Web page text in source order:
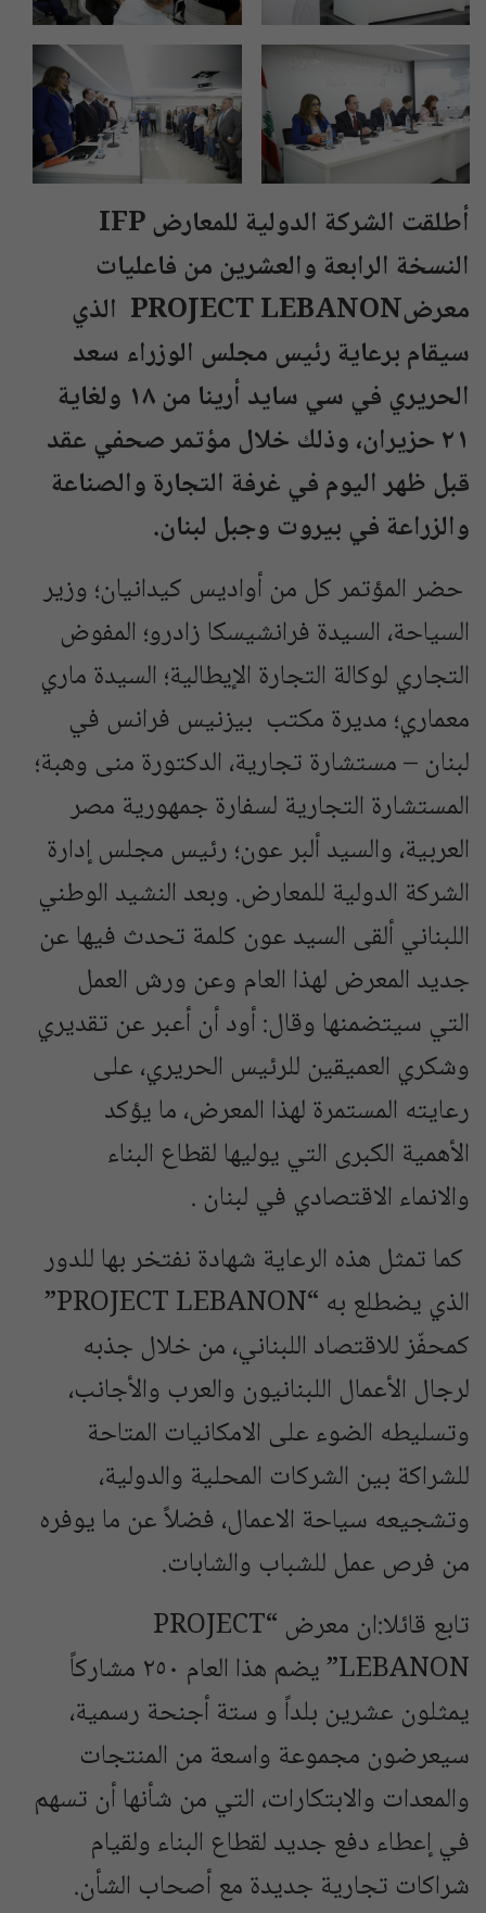
أطلقت الشركة الدولية للمعارض IFP
النسخة الرابعة والعشرين من فاعليات
معرضPROJECT LEBANON الذي
سيقام برعاية رئيس مجلس الوزراء سعد
الحريري في سي سايد أرينا من ١٨ ولغاية
٢١ حزيران، وذلك خلال مؤتمر صحفي عقد
قبل ظهر اليوم في غرفة التجارة والصناعة
والزراعة في بيروت وجبل لبنان.
حضر المؤتمر كل من أواديس كيدانيان؛ وزير
السياحة، السيدة فرانشيسكا زادرو؛ المفوض
التجاري لوكالة التجارة الإيطالية؛ السيدة ماري
معماري؛ مديرة مكتب بيزنيس فرانس في
لبنان – مستشارة تجارية، الدكتورة منى وهبة؛
المستشارة التجارية لسفارة جمهورية مصر
العربية، والسيد ألبر عون؛ رئيس مجلس إدارة
الشركة الدولية للمعارض. وبعد النشيد الوطني
اللبناني ألقى السيد عون كلمة تحدث فيها عن
جديد المعرض لهذا العام وعن ورش العمل
التي سيتضمنها وقال: أود أن أعبر عن تقديري
وشكري العميقين للرئيس الحريري، على
رعايته المستمرة لهذا المعرض، ما يؤكد
الأهمية الكبرى التي يوليها لقطاع البناء
والانماء الاقتصادي في لبنان .
كما تمثل هذه الرعاية شهادة نفتخر بها للدور
الذي يضطلع به “PROJECT LEBANON”
كمحفّز للاقتصاد اللبناني، من خلال جذبه
لرجال الأعمال اللبنانيون والعرب والأجانب،
وتسليطه الضوء على الامكانيات المتاحة
للشراكة بين الشركات المحلية والدولية،
وتشجيعه سياحة الاعمال، فضلاً عن ما يوفره
من فرص عمل للشباب والشابات.
تابع قائلا:ان معرض “PROJECT
LEBANON” يضم هذا العام ٢٥٠ مشاركاً
يمثلون عشرين بلداً و ستة أجنحة رسمية،
سيعرضون مجموعة واسعة من المنتجات
والمعدات والابتكارات، التي من شأنها أن تسهم
في إعطاء دفع جديد لقطاع البناء ولقيام
شراكات تجارية جديدة مع أصحاب الشأن.